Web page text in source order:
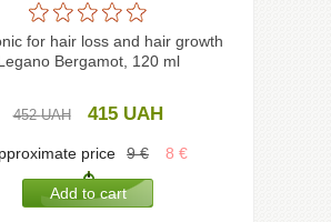
for hair loss and hair growth
Bergamot, 120 ml
452UAH 415 UAH
price 9€ 8€